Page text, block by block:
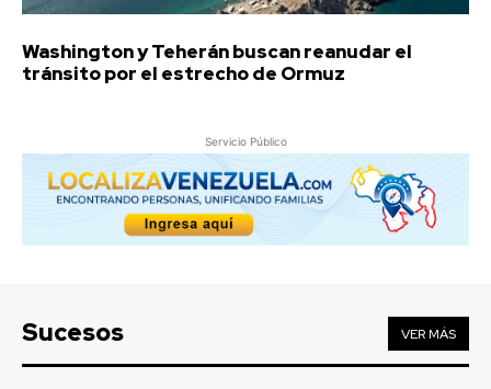
Washington y Teherán buscan reanudar el
tránsito por el estrecho de Ormuz
Servicio Público
Sucesos VER MÁS